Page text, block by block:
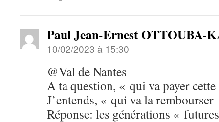
Paul Jean-Ernest OTTOUBA-
10/02/2023 à 15:30
@Val de Nantes
A ta question, « qui va payer
J’entends, « qui va la rembourser
Réponse: les générations «